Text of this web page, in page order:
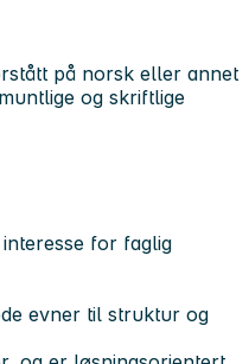
på norsk eller annet
og skriftlige
for faglig
evner til struktur og